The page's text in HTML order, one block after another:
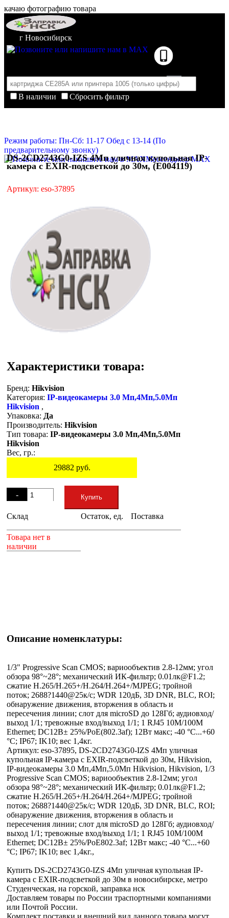
качаю фотографию товара
г Новосибирск
В наличии
Сбросить фильтр
Корзина пуста
Режим работы: Пн-Сб: 11-17 Обед с 13-14 (По
предварительному звонку)
Мессенджер MAX
DS-2CD2743G0-IZS 4Мп уличная купольная IP-
камера с EXIR-подсветкой до 30м, (E004119)
Артикул: eso-37895
Характеристики товара:
Бренд: Hikvision
Категория: IP-видеокамеры 3.0 Мп,4Мп,5.0Мп
Hikvision ,
Упаковка: Да
Производитель: Hikvision
Тип товара: IP-видеокамеры 3.0 Мп,4Мп,5.0Мп
Hikvision
Вес, гр.:
29882 руб.
-
+
Купить
Склад Остаток, ед. Поставка
Товара нет в
наличии
Описание номенклатуры:
1/3" Progressive Scan CMOS; вариообъектив 2.8-12мм; угол
обзора 98°~28°; механический ИК-фильтр; 0.01лк@F1.2;
сжатие H.265/H.265+/H.264/H.264+/MJPEG; тройной
поток; 2688?1440@25к/с; WDR 120дБ, 3D DNR, BLC, ROI;
обнаружение движения, вторжения в область и
пересечения линии; слот для microSD до 128Гб; аудиовход/
выход 1/1; тревожные вход/выход 1/1; 1 RJ45 10M/100M
Ethernet; DC12В± 25%/PoE(802.3af); 12Вт макс; -40 °C...+60
°C; IP67; IK10; вес 1,4кг.
Артикул: eso-37895, DS-2CD2743G0-IZS 4Мп уличная
купольная IP-камера с EXIR-подсветкой до 30м, Hikvision,
IP-видеокамеры 3.0 Мп,4Мп,5.0Мп Hikvision, Hikvision, 1/3
Progressive Scan CMOS; вариообъектив 2.8-12мм; угол
обзора 98°~28°; механический ИК-фильтр; 0.01лк@F1.2;
сжатие H.265/H.265+/H.264/H.264+/MJPEG; тройной
поток; 2688?1440@25к/с; WDR 120дБ, 3D DNR, BLC, ROI;
обнаружение движения, вторжения в область и
пересечения линии; слот для microSD до 128Гб; аудиовход/
выход 1/1; тревожные вход/выход 1/1; 1 RJ45 10M/100M
Ethernet; DC12В± 25%/PoE802.3af; 12Вт макс; -40 °C...+60
°C; IP67; IK10; вес 1,4кг.,
Купить DS-2CD2743G0-IZS 4Мп уличная купольная IP-
камера с EXIR-подсветкой до 30м в новосибирске, метро
Студенческая, на горской, заправка нск
Доставляем товары по России траспортными компаниями
или Почтой России.